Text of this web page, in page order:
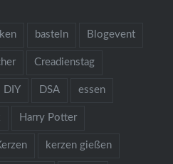
basteln Blogevent
Creadienstag
DIY DSA essen
Harry Potter
kerzen gießen